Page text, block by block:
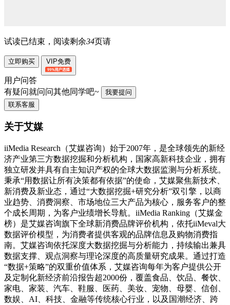
试读已结束，阅读剩余34页请
立即购买 VIP免费
用户问答
有疑问就问问其他同学吧~
我要提问
联系客服
关于艾媒
iiMedia Research（艾媒咨询）始于2007年，是全球领先的新经
济产业第三方数据挖掘和分析机构，国家高新科技企业，拥有
独立研发并具有自主知识产权的全球大数据监测与分析系统。
秉承“用数据让所有决策都有依据”的使命，艾媒聚焦新技术、
新消费及新业态，通过“大数据挖掘+研究分析”双引擎，以商
业趋势、消费洞察、市场地位三大产品为核心，服务客户的整
个成长周期，为客户业绩增长导航。iiMedia Ranking（艾媒金
榜）是艾媒咨询旗下全球新消费品牌评价机构，依托iiMeval大
数据评价模型，为消费者提供客观的品牌信息及购物消费指
南。艾媒咨询依托深度大数据挖掘与分析能力，持续输出兼具
数据支撑、观点洞察与理论深度的高质量研究成果。通过打造
“数据+策略”的双重价值体系，艾媒咨询每年为客户提供公开
及定制化新经济前沿报告超2000份，覆盖食品、饮品、餐饮、
家电、家装、汽车、鞋服、医药、美妆、宠物、母婴、信创、
数娱、AI、科技、金融等传统核心行业，以及国潮经济、跨